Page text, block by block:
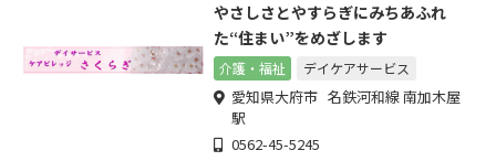
やさしさとやすらぎにみちあふれ
た“住まい”をめざします
介護・福祉 デイケアサービス
愛知県大府市 名鉄河和線 南加木屋
駅
0562-45-5245